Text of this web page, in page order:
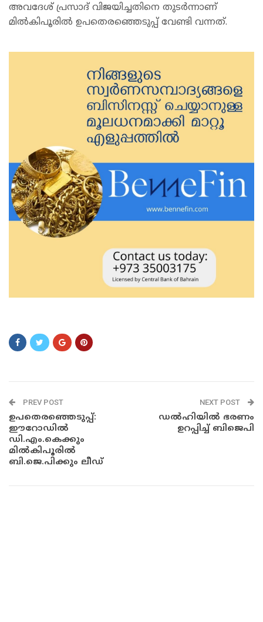
അവദേശ് പ്രസാദ് വിജയിച്ചതിനെ തുടർന്നാണ്
മിൽകിപൂരിൽ ഉപതെരഞ്ഞെടുപ്പ് വേണ്ടി വന്നത്.
PREV POST
ഉപതെരഞ്ഞെടുപ്പ്:
ഈറോഡിൽ
ഡി.എം.കെക്കും
മിൽകിപൂരിൽ
ബി.ജെ.പിക്കും ലീഡ്
NEXT POST
ഡൽഹിയിൽ ഭരണം
ഉറപ്പിച്ച് ബിജെപി